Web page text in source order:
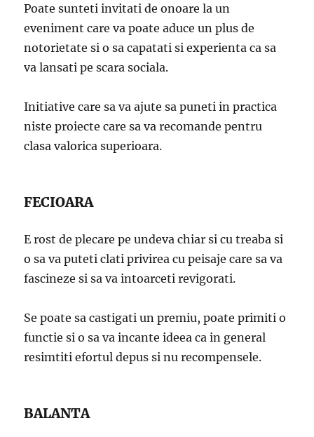
Poate sunteti invitati de onoare la un
eveniment care va poate aduce un plus de
notorietate si o sa capatati si experienta ca sa
va lansati pe scara sociala.
Initiative care sa va ajute sa puneti in practica
niste proiecte care sa va recomande pentru
clasa valorica superioara.
FECIOARA
E rost de plecare pe undeva chiar si cu treaba si
o sa va puteti clati privirea cu peisaje care sa va
fascineze si sa va intoarceti revigorati.
Se poate sa castigati un premiu, poate primiti o
functie si o sa va incante ideea ca in general
resimtiti efortul depus si nu recompensele.
BALANTA